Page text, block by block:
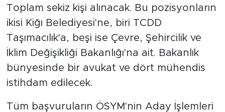
Toplam sekiz kişi alınacak. Bu pozisyonların
ikisi Kiğı Belediyesi'ne, biri TCDD
Taşımacılık'a, beşi ise Çevre, Şehircilik ve
İklim Değişikliği Bakanlığı'na ait. Bakanlık
bünyesinde bir avukat ve dört mühendis
istihdam edilecek.
Tüm başvuruların ÖSYM'nin Aday İşlemleri